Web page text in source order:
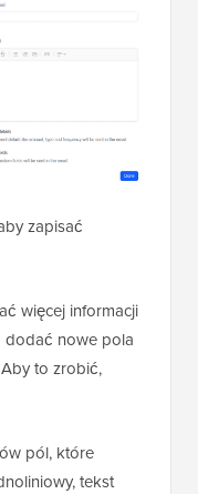
zapisać
więcej informacji
dodać nowe pola
to zrobić,
pól, które
tekst